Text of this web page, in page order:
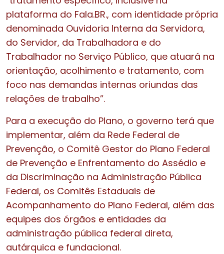
plataforma do Fala.BR., com identidade própria
denominada Ouvidoria Interna da Servidora,
do Servidor, da Trabalhadora e do
Trabalhador no Serviço Público, que atuará na
orientação, acolhimento e tratamento, com
foco nas demandas internas oriundas das
relações de trabalho”.
Para a execução do Plano, o governo terá que
implementar, além da Rede Federal de
Prevenção, o Comitê Gestor do Plano Federal
de Prevenção e Enfrentamento do Assédio e
da Discriminação na Administração Pública
Federal, os Comitês Estaduais de
Acompanhamento do Plano Federal, além das
equipes dos órgãos e entidades da
administração pública federal direta,
autárquica e fundacional.